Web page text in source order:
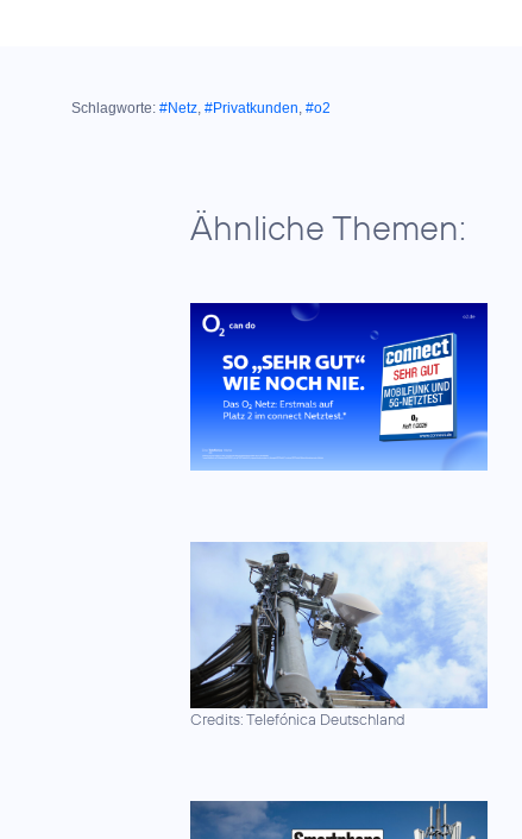
Schlagworte: #Netz, #Privatkunden, #o2
Ähnliche Themen:
Credits: Telefónica Deutschland